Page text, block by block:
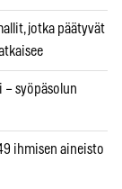
jotka päätyvät
– syöpäsolun
ihmisen aineisto